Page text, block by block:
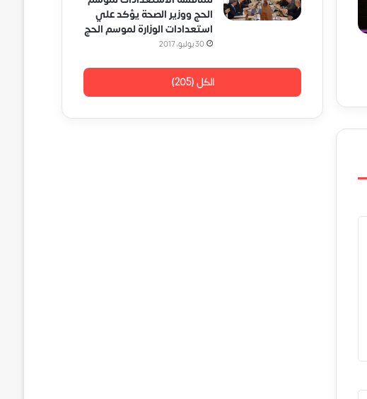
الحج ووزير الصحة يؤكد علي
استعدادات الوزارة لموسم الحج
30 يوليو، 2017
الكل (205)